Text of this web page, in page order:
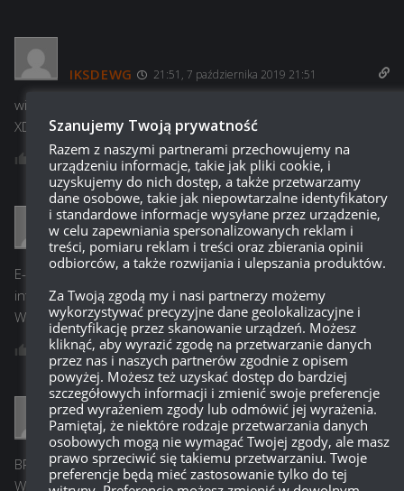
IKSDEWG 21:51, 7 października 2019 21:51
wiecej kasy i nagrod w grze na telefony niz na PC
XDDDDDDDDDDDDDDDD
Odpowiedz
Anonimowo 20:42, 7 października 2019 20:42
E-sport na tabletach i telefonach, gdzie mało kogo to
interesuje, a na PC e-sport od 2 lat już nie żyje – GOOD
WORK WG!!!
Odpowiedz
ziutek 20:38, 7 października 2019 20:38
BRING BACK WGL, no one EVER prefers this over normal WoT
WGL 7v7
Szanujemy Twoją prywatność
Razem z naszymi partnerami przechowujemy na
urządzeniu informacje, takie jak pliki cookie, i
uzyskujemy do nich dostęp, a także przetwarzamy
dane osobowe, takie jak niepowtarzalne identyfikatory
i standardowe informacje wysyłane przez urządzenie,
w celu zapewniania spersonalizowanych reklam i
treści, pomiaru reklam i treści oraz zbierania opinii
odbiorców, a także rozwijania i ulepszania produktów.
Za Twoją zgodą my i nasi partnerzy możemy
wykorzystywać precyzyjne dane geolokalizacyjne i
identyfikację przez skanowanie urządzeń. Możesz
kliknąć, aby wyrazić zgodę na przetwarzanie danych
przez nas i naszych partnerów zgodnie z opisem
powyżej. Możesz też uzyskać dostęp do bardziej
szczegółowych informacji i zmienić swoje preferencje
przed wyrażeniem zgody lub odmówić jej wyrażenia.
Pamiętaj, że niektóre rodzaje przetwarzania danych
osobowych mogą nie wymagać Twojej zgody, ale masz
prawo sprzeciwić się takiemu przetwarzaniu. Twoje
preferencje będą mieć zastosowanie tylko do tej